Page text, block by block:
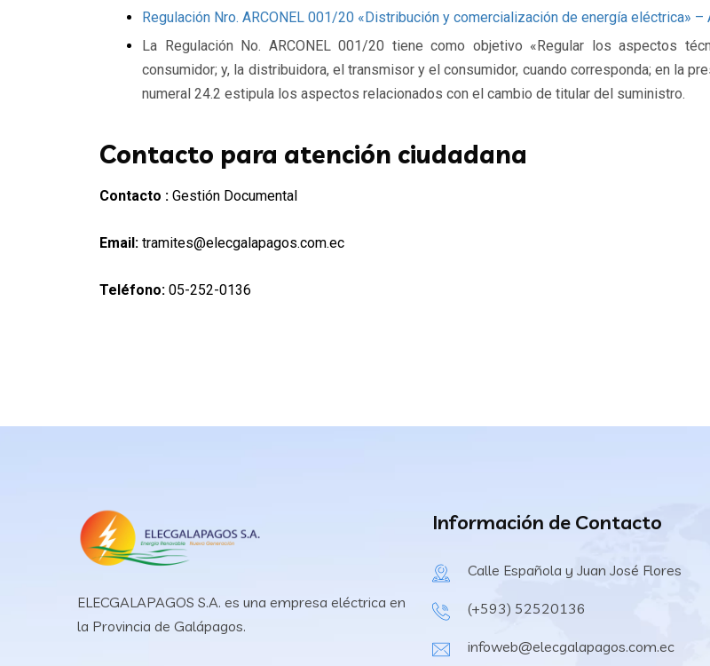
Regulación Nro. ARCONEL 001/20 «Distribución y comercialización de energía eléctrica» –
La Regulación No. ARCONEL 001/20 tiene como objetivo «Regular los aspectos
consumidor; y, la distribuidora, el transmisor y el consumidor, cuando corresponda; en la
numeral 24.2 estipula los aspectos relacionados con el cambio de titular del suministro.
Contacto para atención ciudadana
Contacto : Gestión Documental
Email: tramites@elecgalapagos.com.ec
Teléfono: 05-252-0136
ELECGALAPAGOS S.A. es una empresa eléctrica en
la Provincia de Galápagos.
Información de Contacto
Calle Española y Juan José Flores
(+593) 52520136
infoweb@elecgalapagos.com.ec